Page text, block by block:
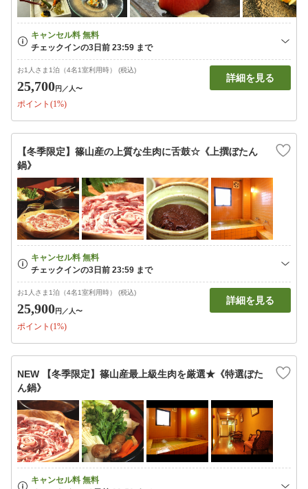
お1人さま1泊（4名1室利用時） (税込)
25,700円 ／人〜
ポイント(1%)
詳細を見る
【冬季限定】篠山産の上質な生肉に舌鼓☆《上撰ぼたん
鍋》
お1人さま1泊（4名1室利用時） (税込)
25,900円 ／人〜
ポイント(1%)
詳細を見る
NEW 【冬季限定】篠山産最上級生肉を厳選★《特選ぼた
ん鍋》